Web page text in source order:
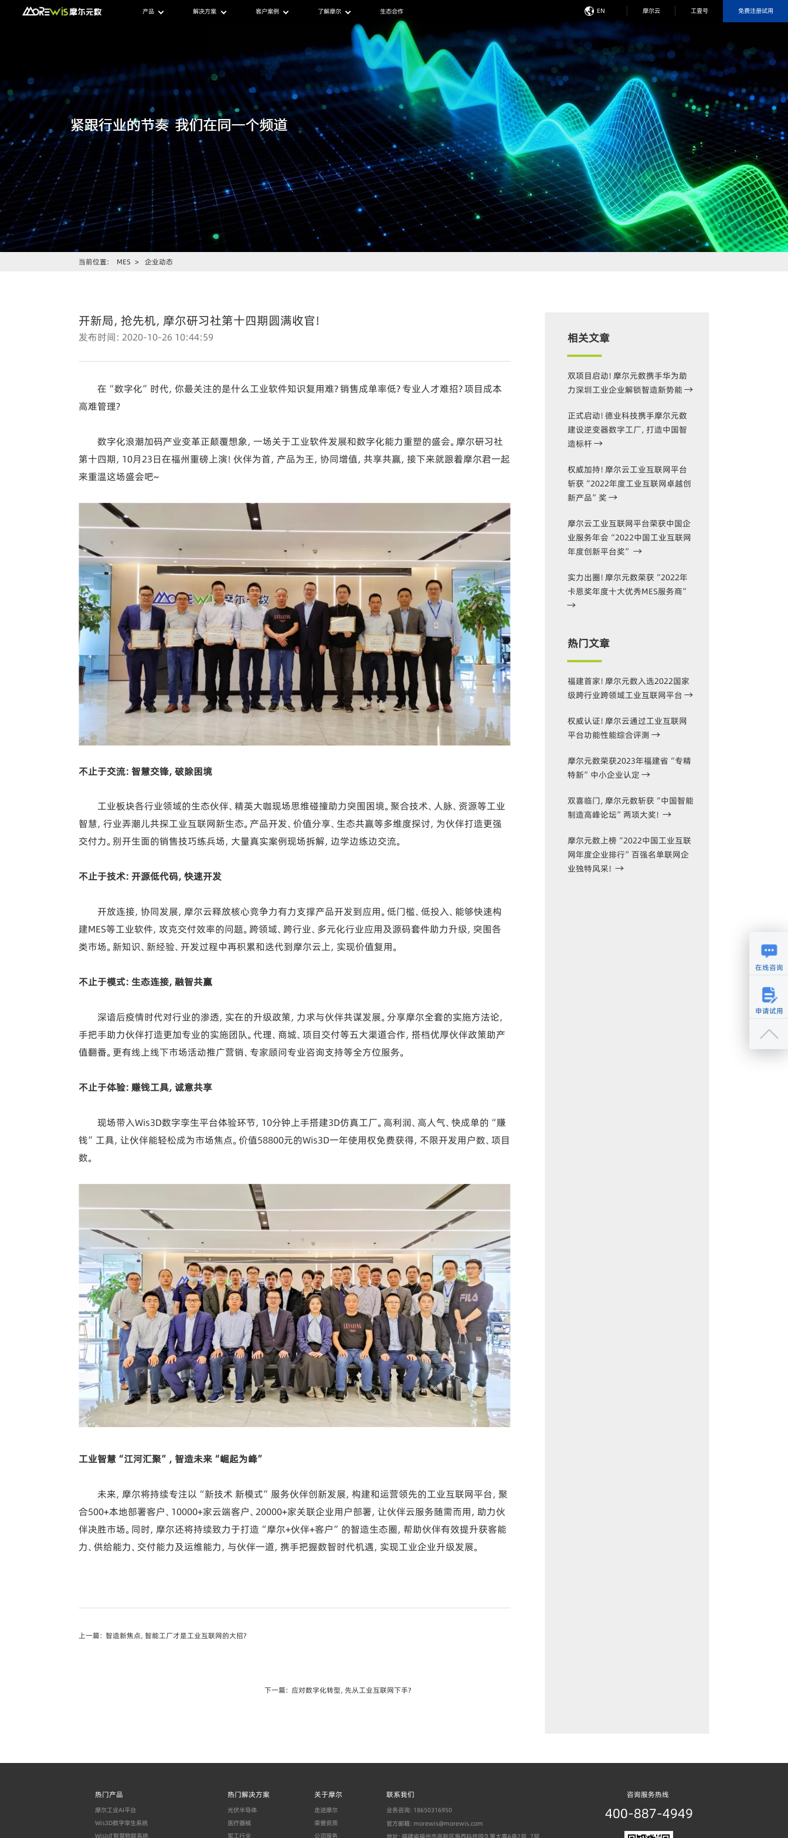
产品 解决方案 客户案例 了解摩尔 生态合作 EN 摩尔云 工壹号 免费注册试用
在线咨询
申请试用
当前位置： MES > 企业动态
开新局，抢先机，摩尔研习社第十四期圆满收官！
发布时间：2020-10-26 10:44:59
在“数字化”时代，你最关注的是什么工业软件知识复用难？销售成单率低？专业人才难招？项目成本
高难管理？
数字化浪潮加码产业变革正颠覆想象，一场关于工业软件发展和数字化能力重塑的盛会。摩尔研习社
第十四期，10月23日在福州重磅上演！伙伴为首，产品为王，协同增值，共享共赢，接下来就跟着摩尔君一起
来重温这场盛会吧~
不止于交流：智慧交锋，破除困境
工业板块各行业领域的生态伙伴、精英大咖现场思维碰撞助力突围困境。聚合技术、人脉、资源等工业
智慧，行业弄潮儿共探工业互联网新生态。产品开发、价值分享、生态共赢等多维度探讨，为伙伴打造更强
交付力。别开生面的销售技巧练兵场，大量真实案例现场拆解，边学边练边交流。
不止于技术：开源低代码，快速开发
开放连接，协同发展，摩尔云释放核心竞争力有力支撑产品开发到应用。低门槛、低投入、能够快速构
建MES等工业软件，攻克交付效率的问题。跨领域、跨行业、多元化行业应用及源码套件助力升级，突围各
类市场。新知识、新经验、开发过程中再积累和迭代到摩尔云上，实现价值复用。
不止于模式：生态连接，融智共赢
深谙后疫情时代对行业的渗透，实在的升级政策，力求与伙伴共谋发展。分享摩尔全套的实施方法论，
手把手助力伙伴打造更加专业的实施团队。代理、商城、项目交付等五大渠道合作，搭档优厚伙伴政策助产
值翻番。更有线上线下市场活动推广营销、专家顾问专业咨询支持等全方位服务。
不止于体验：赚钱工具，诚意共享
现场带入Wis3D数字孪生平台体验环节，10分钟上手搭建3D仿真工厂。高利润、高人气、快成单的“赚
钱”工具，让伙伴能轻松成为市场焦点。价值58800元的Wis3D一年使用权免费获得，不限开发用户数、项目
数。
工业智慧“江河汇聚”，智造未来“崛起为峰”
未来，摩尔将持续专注以“新技术 新模式”服务伙伴创新发展，构建和运营领先的工业互联网平台，聚
合500+本地部署客户、10000+家云端客户、20000+家关联企业用户部署，让伙伴云服务随需而用，助力伙
伴决胜市场。同时，摩尔还将持续致力于打造“摩尔+伙伴+客户”的智造生态圈，帮助伙伴有效提升获客能
力、供给能力、交付能力及运维能力，与伙伴一道，携手把握数智时代机遇，实现工业企业升级发展。
上一篇：智造新焦点，智能工厂才是工业互联网的大招？
下一篇： 应对数字化转型，先从工业互联网下手？
相关文章
双项目启动！摩尔元数携手华为助
力深圳工业企业解锁智造新势能
正式启动！德业科技携手摩尔元数
建设逆变器数字工厂，打造中国智
造标杆
权威加持！摩尔云工业互联网平台
斩获“2022年度工业互联网卓越创
新产品”奖
摩尔云工业互联网平台荣获中国企
业服务年会“2022中国工业互联网
年度创新平台奖”
实力出圈！摩尔元数荣获“2022年
卡恩奖年度十大优秀MES服务商”
热门文章
福建首家！摩尔元数入选2022国家
级跨行业跨领域工业互联网平台
权威认证！摩尔云通过工业互联网
平台功能性能综合评测
摩尔元数荣获2023年福建省“专精
特新”中小企业认定
双喜临门，摩尔元数斩获“中国智能
制造高峰论坛”两项大奖！
摩尔元数上榜“2022中国工业互联
网年度企业排行”百强名单联网企
业独特风采！
热门产品
摩尔工业AI平台
Wis3D数字孪生系统
WisIoT智慧物联系统
热门解决方案
光伏半导体
医疗器械
军工行业
关于摩尔
走进摩尔
荣誉资质
公司服务
联系我们
业务咨询：18650316950
官方邮箱：morewis@morewis.com
咨询服务热线
400-887-4949